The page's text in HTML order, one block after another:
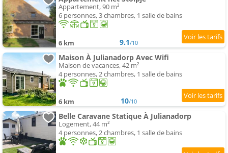
Appartement, 90 m²
6 personnes, 3 chambres, 1 salle de bains
6 km 9.1/10
Maison À Julianadorp Avec Wifi
Maison de vacances, 42 m²
4 personnes, 2 chambres, 1 salle de bains
6 km 10/10
Belle Caravane Statique À Julianadorp
Logement, 44 m²
4 personnes, 2 chambres, 1 salle de bains